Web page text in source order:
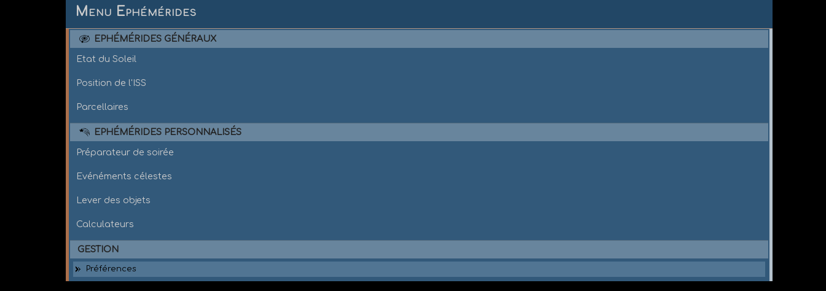
Menu Ephémérides
EPHÉMÉRIDES GÉNÉRAUX
Etat du Soleil
Position de l'ISS
Parcellaires
EPHÉMÉRIDES PERSONNALISÉS
Préparateur de soirée
Evénéments célestes
Lever des objets
Calculateurs
GESTION
Préférences